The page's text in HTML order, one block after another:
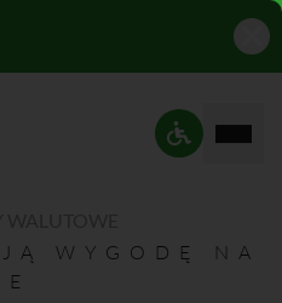
Ustawienia
WYGODĘ NA